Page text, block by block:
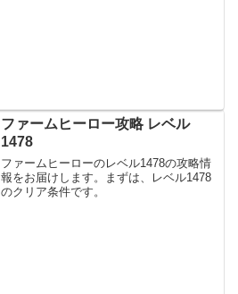
ファームヒーロー攻略 レベル
1478
ファームヒーローのレベル1478の攻略情
報をお届けします。まずは、レベル1478
のクリア条件です。